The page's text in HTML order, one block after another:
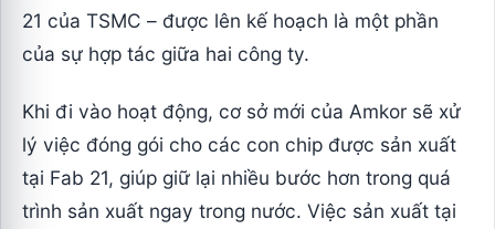
21 của TSMC – được lên kế hoạch là một phần
của sự hợp tác giữa hai công ty.
Khi đi vào hoạt động, cơ sở mới của Amkor sẽ xử
lý việc đóng gói cho các con chip được sản xuất
tại Fab 21, giúp giữ lại nhiều bước hơn trong quá
trình sản xuất ngay trong nước. Việc sản xuất tại